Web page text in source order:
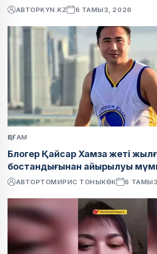
АВТОРKYN.KZ 6 ТАМЫЗ, 2026
ҚОҒАМ
Блогер Қайсар Хамза жеті
бостандығынан айырылуы
АВТОРТОМИРИС ТОНЫКӨК 6